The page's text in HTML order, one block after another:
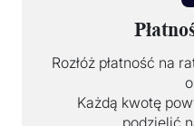
Rozłóż płatność na
Każdą kwotę